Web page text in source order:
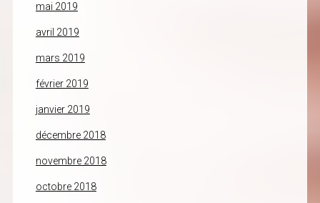
mai 2019
avril 2019
mars 2019
février 2019
janvier 2019
décembre 2018
novembre 2018
octobre 2018